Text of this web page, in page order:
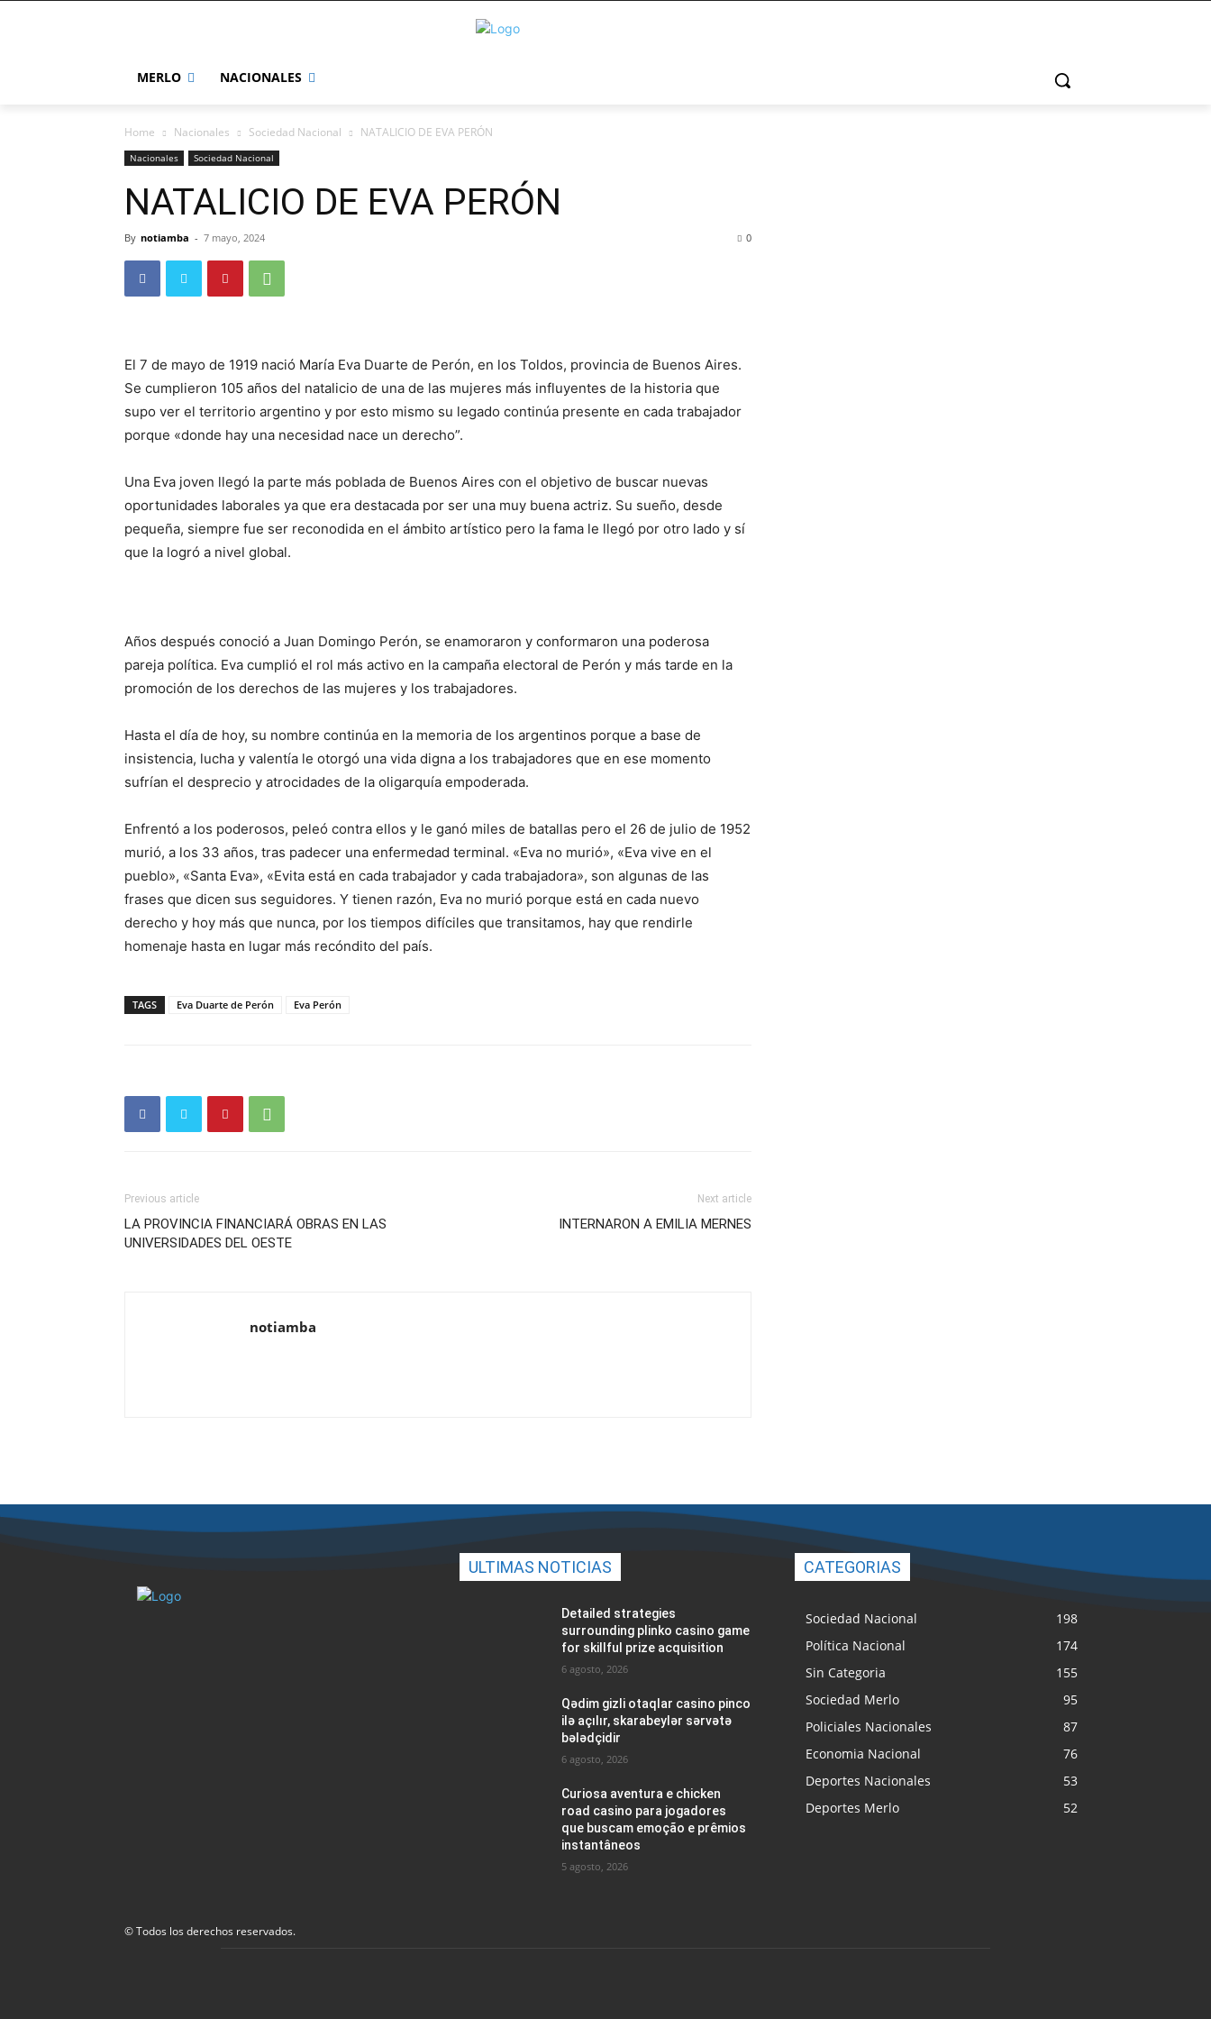
MERLO NACIONALES
Home Nacionales Sociedad Nacional NATALICIO DE EVA PERÓN
Nacionales Sociedad Nacional
NATALICIO DE EVA PERÓN
By notiamba - 7 mayo, 2024 0
El 7 de mayo de 1919 nació María Eva Duarte de Perón, en los Toldos, provincia de Buenos Aires.
Se cumplieron 105 años del natalicio de una de las mujeres más influyentes de la historia que
supo ver el territorio argentino y por esto mismo su legado continúa presente en cada trabajador
porque «donde hay una necesidad nace un derecho”.
Una Eva joven llegó la parte más poblada de Buenos Aires con el objetivo de buscar nuevas
oportunidades laborales ya que era destacada por ser una muy buena actriz. Su sueño, desde
pequeña, siempre fue ser reconodida en el ámbito artístico pero la fama le llegó por otro lado y sí
que la logró a nivel global.
Años después conoció a Juan Domingo Perón, se enamoraron y conformaron una poderosa
pareja política. Eva cumplió el rol más activo en la campaña electoral de Perón y más tarde en la
promoción de los derechos de las mujeres y los trabajadores.
Hasta el día de hoy, su nombre continúa en la memoria de los argentinos porque a base de
insistencia, lucha y valentía le otorgó una vida digna a los trabajadores que en ese momento
sufrían el desprecio y atrocidades de la oligarquía empoderada.
Enfrentó a los poderosos, peleó contra ellos y le ganó miles de batallas pero el 26 de julio de 1952
murió, a los 33 años, tras padecer una enfermedad terminal. «Eva no murió», «Eva vive en el
pueblo», «Santa Eva», «Evita está en cada trabajador y cada trabajadora», son algunas de las
frases que dicen sus seguidores. Y tienen razón, Eva no murió porque está en cada nuevo
derecho y hoy más que nunca, por los tiempos difíciles que transitamos, hay que rendirle
homenaje hasta en lugar más recóndito del país.
TAGS Eva Duarte de Perón Eva Perón
Previous article
LA PROVINCIA FINANCIARÁ OBRAS EN LAS
UNIVERSIDADES DEL OESTE
Next article
INTERNARON A EMILIA MERNES
notiamba
ULTIMAS NOTICIAS
Detailed strategies
surrounding plinko casino game
for skillful prize acquisition
6 agosto, 2026
Qədim gizli otaqlar casino pinco
ilə açılır, skarabeylər sərvətə
bələdçidir
6 agosto, 2026
Curiosa aventura e chicken
road casino para jogadores
que buscam emoção e prêmios
instantâneos
5 agosto, 2026
CATEGORIAS
Sociedad Nacional
198
Política Nacional
174
Sin Categoria
155
Sociedad Merlo
95
Policiales Nacionales
87
Economia Nacional
76
Deportes Nacionales
53
Deportes Merlo
52
© Todos los derechos reservados.